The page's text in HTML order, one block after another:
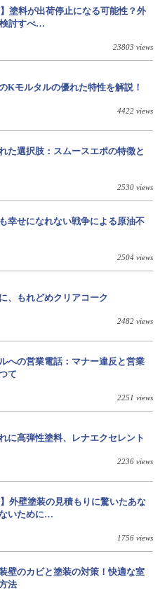
】塗料が出荷停止になる可能性？外
討すべ…
23803 views
Kモルタルの優れた特性を解説！
4422 views
た選択肢：スムースエポの特徴と
2530 views
幸せになれない戦争による原油不
2504 views
、もれどめクリアコーク
2482 views
への営業電話：マナー違反と営業
て
2251 views
に高弾性塗料、レナエクセレント
2236 views
】外壁塗装の見積もりに驚いたあな
いために…
1756 views
壁のカビと塗装の対策！快適な室
法